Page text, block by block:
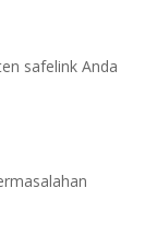
safelink Anda